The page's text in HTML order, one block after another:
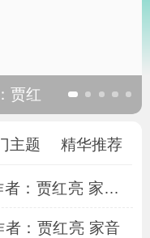
贾红
主题 精华推荐
《今日立秋 秋意亮爽》作者：贾红亮 家音乡
者：贾红亮 家音